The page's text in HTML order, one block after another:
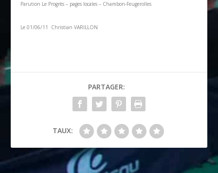
Parution Le Progrès – pages locales – Chambon-Feugerolles
Le 01/06/11 Christian VARILLON
PARTAGER:
TAUX: